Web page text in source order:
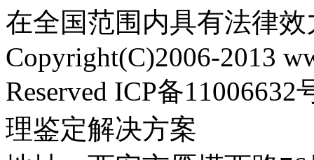
在全国范围内具有法律效
Copyright(C)2006-2013
Reserved ICP备
理鉴定解决方案